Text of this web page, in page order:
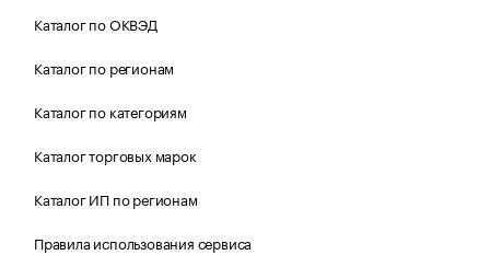
Каталог по ОКВЭД
Каталог по регионам
Каталог по категориям
Каталог торговых марок
Каталог ИП по регионам
Правила использования сервиса